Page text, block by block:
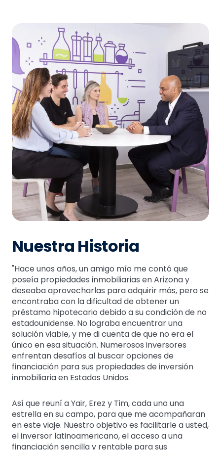
Nuestra Historia
"Hace unos años, un amigo mío me contó que
poseía propiedades inmobiliarias en Arizona y
deseaba aprovecharlas para adquirir más, pero se
encontraba con la dificultad de obtener un
préstamo hipotecario debido a su condición de no
estadounidense. No lograba encuentrar una
solución viable, y me di cuenta de que no era el
único en esa situación. Numerosos inversores
enfrentan desafíos al buscar opciones de
financiación para sus propiedades de inversión
inmobiliaria en Estados Unidos.
Así que reuní a Yair, Erez y Tim, cada uno una
estrella en su campo, para que me acompañaran
en este viaje. Nuestro objetivo es facilitarle a usted,
el inversor latinoamericano, el acceso a una
financiación sencilla y rentable para sus